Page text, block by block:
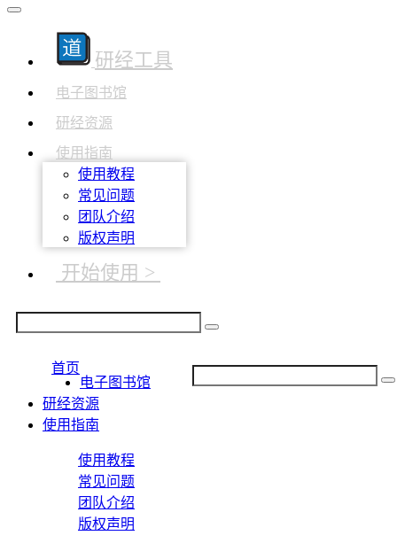
研经工具
电子图书馆
研经资源
使用指南
使用教程
常见问题
团队介绍
版权声明
开始使用 >
首页
电子图书馆
研经资源
使用指南
使用教程
常见问题
团队介绍
版权声明